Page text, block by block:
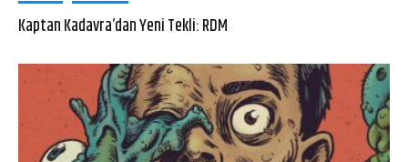
Kaptan Kadavra’dan Yeni Tekli: RDM